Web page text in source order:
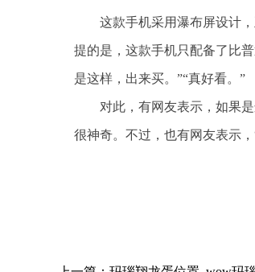
这款手机采用瀑布屏设计
提的是，这款手机只配备了比
是这样，出来买。”“真好看。”
对此，有网友表示，如果
很神奇。不过，也有网友表示